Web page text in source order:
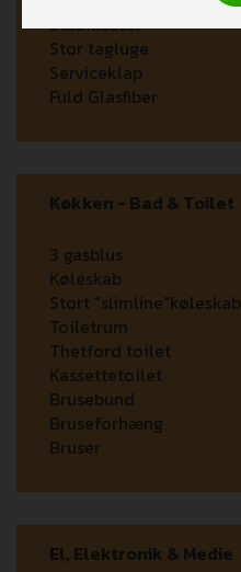
Stabilisator
Stor tagluge
Serviceklap
Fuld Glasfiber
Køkken - Bad & Toilet
3 gasblus
Køleskab
Stort "slimline"køleskab
Toiletrum
Thetford toilet
Kassettetoilet
Brusebund
Bruseforhæng
Bruser
El, Elektronik & Medie